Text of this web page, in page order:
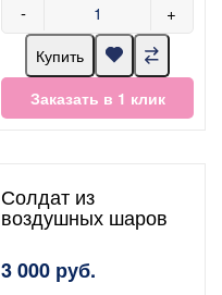
- +
Купить
Заказать в 1 клик
Солдат из
воздушных шаров
3 000 руб.